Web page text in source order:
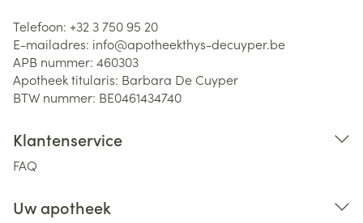
Telefoon: +32 3 750 95 20
E-mailadres: info@apotheekthys-decuyper.be
APB nummer: 460303
Apotheek titularis: Barbara De Cuyper
BTW nummer: BE0461434740
Klantenservice
FAQ
Uw apotheek